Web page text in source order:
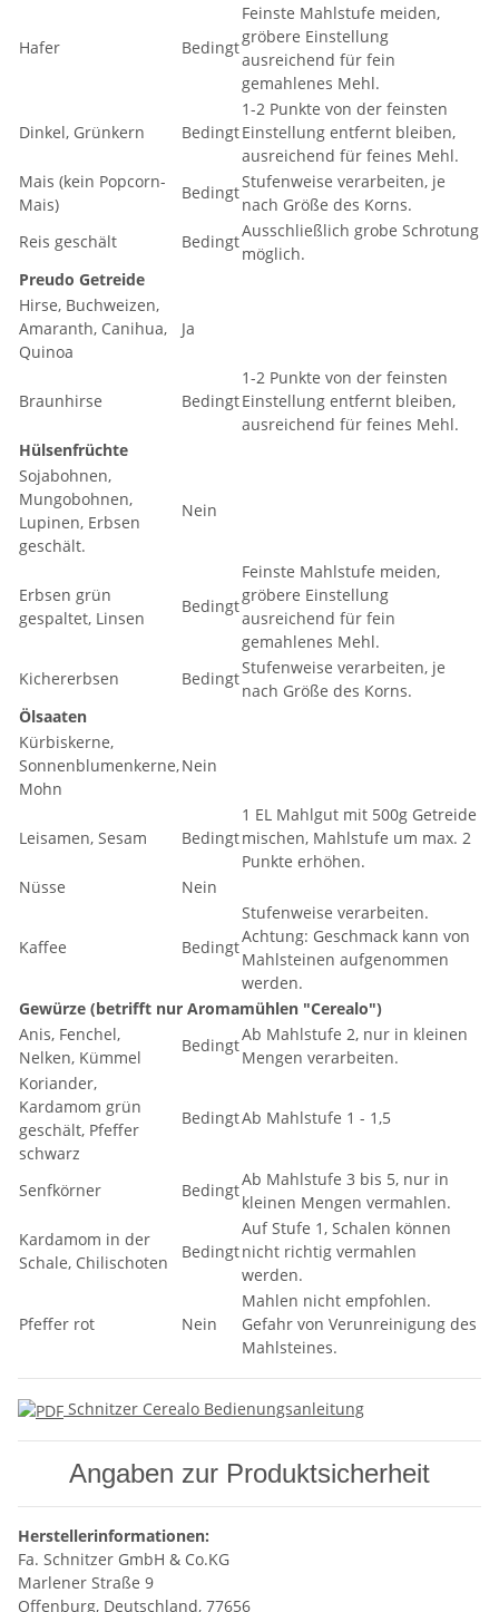
Hafer Bedingt
Feinste Mahlstufe meiden,
gröbere Einstellung
ausreichend für fein
gemahlenes Mehl.
Dinkel, Grünkern Bedingt
1-2 Punkte von der feinsten
Einstellung entfernt bleiben,
ausreichend für feines Mehl.
Mais (kein Popcorn-
Mais)
Bedingt
Stufenweise verarbeiten, je
nach Größe des Korns.
Reis geschält
Bedingt
Ausschließlich grobe Schrotung
möglich.
Preudo Getreide
Hirse, Buchweizen,
Amaranth, Canihua,
Quinoa
Ja
Braunhirse Bedingt
1-2 Punkte von der feinsten
Einstellung entfernt bleiben,
ausreichend für feines Mehl.
Hülsenfrüchte
Sojabohnen,
Mungobohnen,
Lupinen, Erbsen
geschält.
Nein
Erbsen grün
gespaltet, Linsen
Bedingt
Feinste Mahlstufe meiden,
gröbere Einstellung
ausreichend für fein
gemahlenes Mehl.
Kichererbsen
Bedingt
Stufenweise verarbeiten, je
nach Größe des Korns.
Ölsaaten
Kürbiskerne,
Sonnenblumenkerne,
Mohn
Nein
Leisamen, Sesam Bedingt
1 EL Mahlgut mit 500g Getreide
mischen, Mahlstufe um max. 2
Punkte erhöhen.
Nüsse
Nein
Kaffee Bedingt
Stufenweise verarbeiten.
Achtung: Geschmack kann von
Mahlsteinen aufgenommen
werden.
Gewürze (betrifft nur Aromamühlen "Cerealo")
Anis, Fenchel,
Nelken, Kümmel
Bedingt
Ab Mahlstufe 2, nur in kleinen
Mengen verarbeiten.
Koriander,
Kardamom grün
geschält, Pfeffer
schwarz
BedingtAb Mahlstufe 1 - 1,5
Senfkörner Bedingt
Ab Mahlstufe 3 bis 5, nur in
kleinen Mengen vermahlen.
Kardamom in der
Schale, Chilischoten
Bedingt
Auf Stufe 1, Schalen können
nicht richtig vermahlen
werden.
Pfeffer rot Nein
Mahlen nicht empfohlen.
Gefahr von Verunreinigung des
Mahlsteines.
Schnitzer Cerealo Bedienungsanleitung
Angaben zur Produktsicherheit
Herstellerinformationen:
Fa. Schnitzer GmbH & Co.KG
Marlener Straße 9
Offenburg, Deutschland, 77656